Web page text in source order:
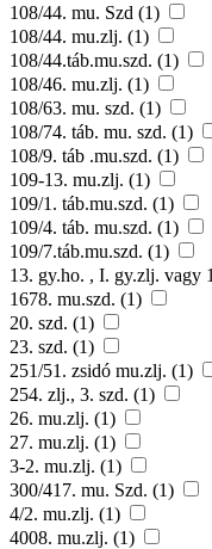
108/44. mu. Szd (1)
108/44. mu.zlj. (1)
108/44.táb.mu.szd. (1)
108/46. mu.zlj. (1)
108/63. mu. szd. (1)
108/74. táb. mu. szd. (1)
108/9. táb .mu.szd. (1)
109-13. mu.zlj. (1)
109/1. táb.mu.szd. (1)
109/4. táb. mu.szd. (1)
109/7.táb.mu.szd. (1)
13. gy.ho. , I. gy.zlj. vagy
1678. mu.szd. (1)
20. szd. (1)
23. szd. (1)
251/51. zsidó mu.zlj. (1)
254. zlj., 3. szd. (1)
26. mu.zlj. (1)
27. mu.zlj. (1)
3-2. mu.zlj. (1)
300/417. mu. Szd. (1)
4/2. mu.zlj. (1)
4008. mu.zlj. (1)